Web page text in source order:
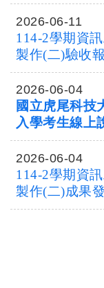
2026-06-11
114-2學期資
製作(二)驗收
2026-06-04
國立虎尾科技
入學考生線上
2026-06-04
114-2學期資
製作(二)成果